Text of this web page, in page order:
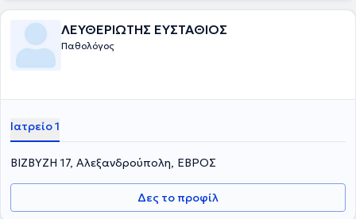
ΛΕΥΘΕΡΙΩΤΗΣ ΕΥΣΤΑΘΙΟΣ
Παθολόγος
Ιατρείο 1
ΒΙΖΒΥΖΗ 17, Αλεξανδρούπολη, ΕΒΡΟΣ
Δες το προφίλ